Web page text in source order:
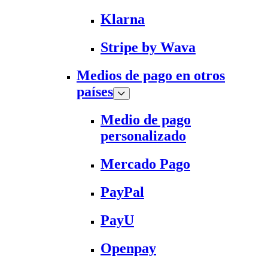
Klarna
Stripe by Wava
Medios de pago en otros
países
Medio de pago
personalizado
Mercado Pago
PayPal
PayU
Openpay